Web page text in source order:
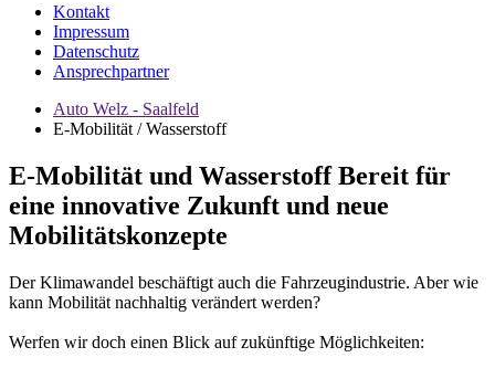
Kontakt
Impressum
Datenschutz
Ansprechpartner
Auto Welz - Saalfeld
E-Mobilität / Wasserstoff
E-Mobilität und WasserstoffBereit für
eine innovative Zukunft und neue
Mobilitätskonzepte
Der Klimawandel beschäftigt auch die Fahrzeugindustrie. Aber wie
kann Mobilität nachhaltig verändert werden?
Werfen wir doch einen Blick auf zukünftige Möglichkeiten: